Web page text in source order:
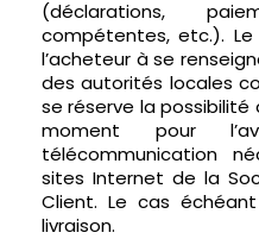
(déclarations,
compétentes, etc.).
l’acheteur à se
des autorités locales
se réserve la
moment pour
télécommunication
sites Internet de la
Client. Le cas
livraison.